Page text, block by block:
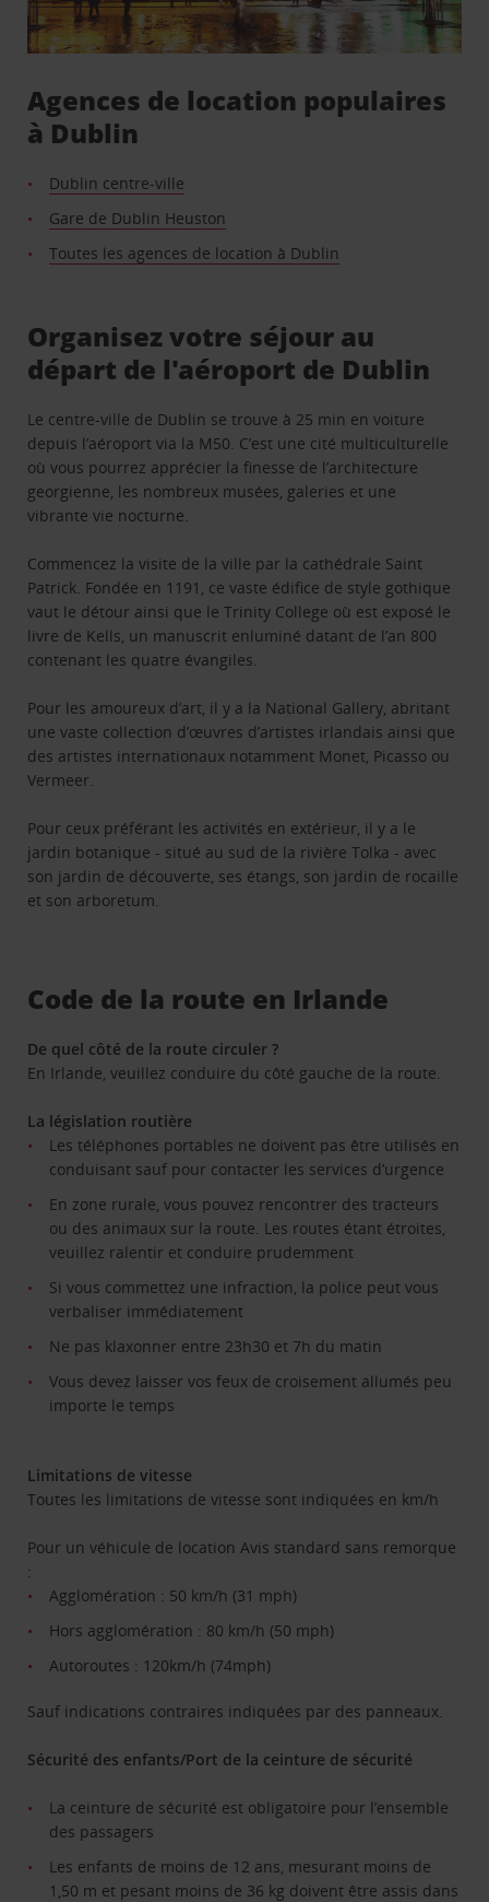
Agences de location populaires
à Dublin
Dublin centre-ville
Gare de Dublin Heuston
Toutes les agences de location à Dublin
Organisez votre séjour au
départ de l'aéroport de Dublin
Le centre-ville de Dublin se trouve à 25 min en voiture
depuis l’aéroport via la M50. C’est une cité multiculturelle
où vous pourrez apprécier la finesse de l’architecture
georgienne, les nombreux musées, galeries et une
vibrante vie nocturne.
Commencez la visite de la ville par la cathédrale Saint
Patrick. Fondée en 1191, ce vaste édifice de style gothique
vaut le détour ainsi que le Trinity College où est exposé le
livre de Kells, un manuscrit enluminé datant de l’an 800
contenant les quatre évangiles.
Pour les amoureux d’art, il y a la National Gallery, abritant
une vaste collection d’œuvres d’artistes irlandais ainsi que
des artistes internationaux notamment Monet, Picasso ou
Vermeer.
Pour ceux préférant les activités en extérieur, il y a le
jardin botanique - situé au sud de la rivière Tolka - avec
son jardin de découverte, ses étangs, son jardin de rocaille
et son arboretum.
Code de la route en Irlande
De quel côté de la route circuler ?
En Irlande, veuillez conduire du côté gauche de la route.
La législation routière
Les téléphones portables ne doivent pas être utilisés en
conduisant sauf pour contacter les services d’urgence
En zone rurale, vous pouvez rencontrer des tracteurs
ou des animaux sur la route. Les routes étant étroites,
veuillez ralentir et conduire prudemment
Si vous commettez une infraction, la police peut vous
verbaliser immédiatement
Ne pas klaxonner entre 23h30 et 7h du matin
Vous devez laisser vos feux de croisement allumés peu
importe le temps
Limitations de vitesse
Toutes les limitations de vitesse sont indiquées en km/h
Pour un véhicule de location Avis standard sans remorque
:
Agglomération : 50 km/h (31 mph)
Hors agglomération : 80 km/h (50 mph)
Autoroutes : 120km/h (74mph)
Sauf indications contraires indiquées par des panneaux.
Sécurité des enfants/Port de la ceinture de sécurité
La ceinture de sécurité est obligatoire pour l’ensemble
des passagers
Les enfants de moins de 12 ans, mesurant moins de
1,50 m et pesant moins de 36 kg doivent être assis dans